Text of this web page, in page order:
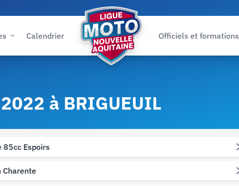
Calendrier Officiels et formations
à BRIGUEUIL
85cc Espoirs
Charente